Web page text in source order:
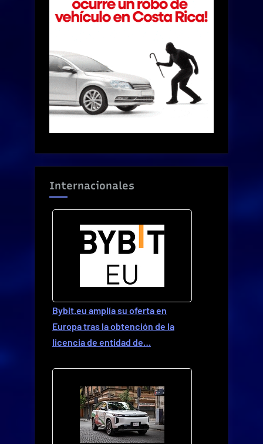
Internacionales
Bybit.eu amplía su oferta en
Europa tras la obtención de la
licencia de entidad de…